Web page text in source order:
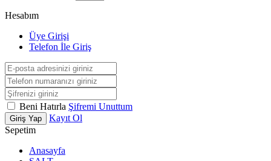
Hesabım
Üye Girişi
Telefon İle Giriş
Beni Hatırla Şifremi Unuttum
Giriş Yap
Kayıt Ol
Sepetim
Anasayfa